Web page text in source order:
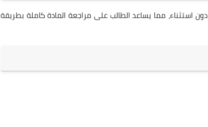
استثناء، مما يساعد الطالب على مراجعة المادة كاملة بطريقة